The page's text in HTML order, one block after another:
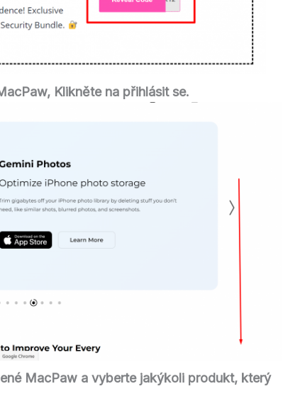
, Klikněte na přihlásit se.
MacPaw a vyberte jakýkoli produkt, který